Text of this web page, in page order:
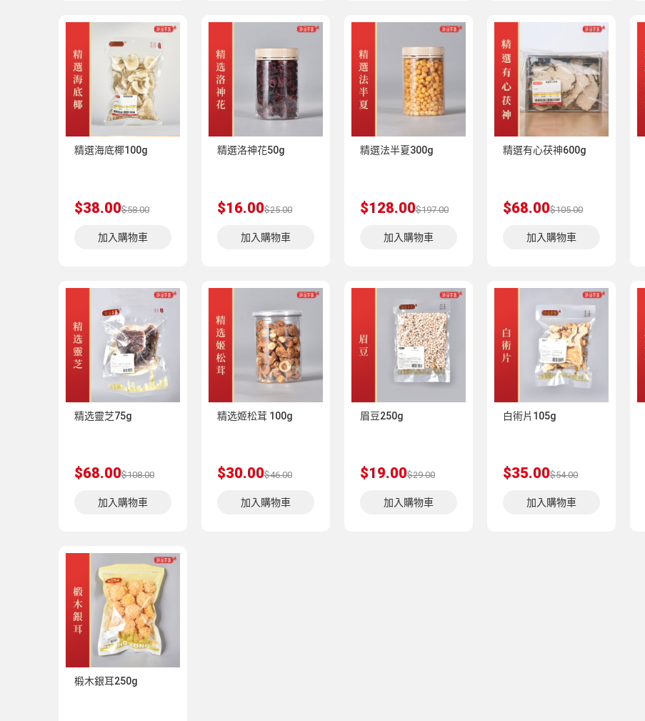
精選海底椰100g
$38.00$58.00
加入購物車
精選洛神花50g
$16.00$25.00
加入購物車
精選法半夏300g
$128.00$197.00
加入購物車
精選有心茯神600g
$68.00$105.00
加入購物車
精选靈芝75g
$68.00$108.00
加入購物車
精选姬松茸 100g
$30.00$46.00
加入購物車
眉豆250g
$19.00$29.00
加入購物車
白術片105g
$35.00$54.00
加入購物車
椴木銀耳250g